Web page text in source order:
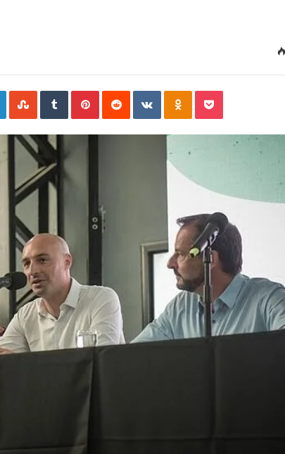
LinkedInStumbleUpon
TumblrPinterestReddit VKontakteOdnoklassniki
Pocket